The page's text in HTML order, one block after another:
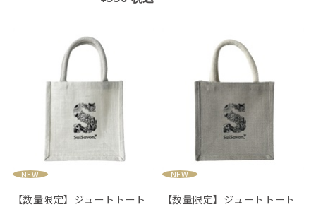
NEW
【数量限定】ジュートトート
NEW
【数量限定】ジュートトート